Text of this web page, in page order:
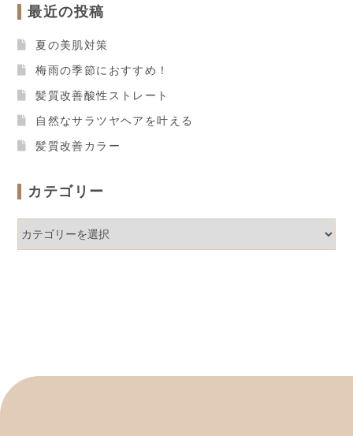
最近の投稿
夏の美肌対策
梅雨の季節におすすめ！
髪質改善酸性ストレート
自然なサラツヤヘアを叶える
髪質改善カラー
カテゴリー
テ
ゴ